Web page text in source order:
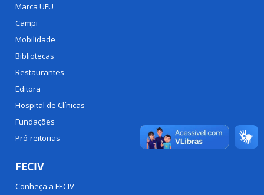
Marca UFU
Campi
Mobilidade
Bibliotecas
Restaurantes
Editora
Hospital de Clínicas
Fundações
Pró-reitorias
FECIV
Conheça a FECIV